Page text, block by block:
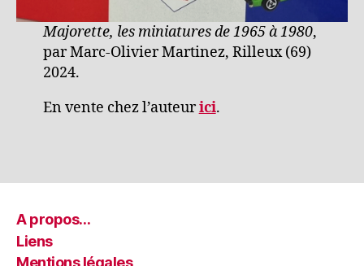
Majorette, les miniatures de 1965 à 1980,
par Marc-Olivier Martinez, Rilleux (69)
2024.
En vente chez l’auteurici.
A propos…
Liens